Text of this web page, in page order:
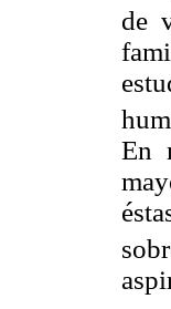
de
En